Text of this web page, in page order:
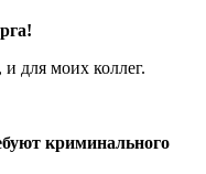
для моих коллег.
криминального